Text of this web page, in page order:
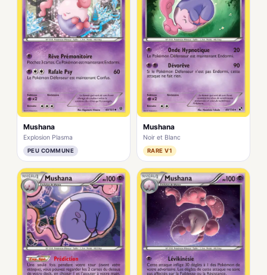
Mushana
Explosion Plasma
PEU COMMUNE
Mushana
Noir et Blanc
RARE V1